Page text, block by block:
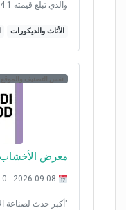
والذي تبلغ قيمته 4.1 مليار…
الأثاث والديكورات
نفس التصنيف والموقع
معرض الأخشاب
"أكبر حدث لصناعة